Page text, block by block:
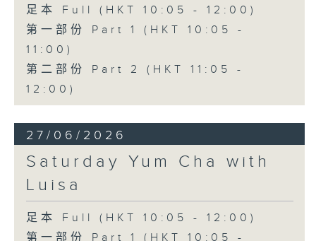
足本 Full (HKT 10:05 - 12:00)
第一部份 Part 1 (HKT 10:05 -
11:00)
第二部份 Part 2 (HKT 11:05 -
12:00)
27/06/2026
Saturday Yum Cha with
Luisa
足本 Full (HKT 10:05 - 12:00)
第一部份 Part 1 (HKT 10:05 -